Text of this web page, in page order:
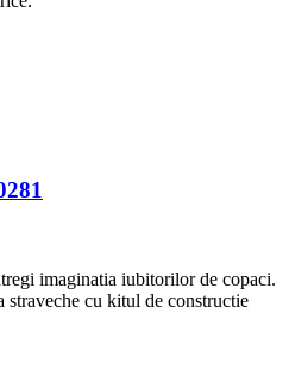
imaginatia iubitorilor de copaci.
straveche cu kitul de constructie